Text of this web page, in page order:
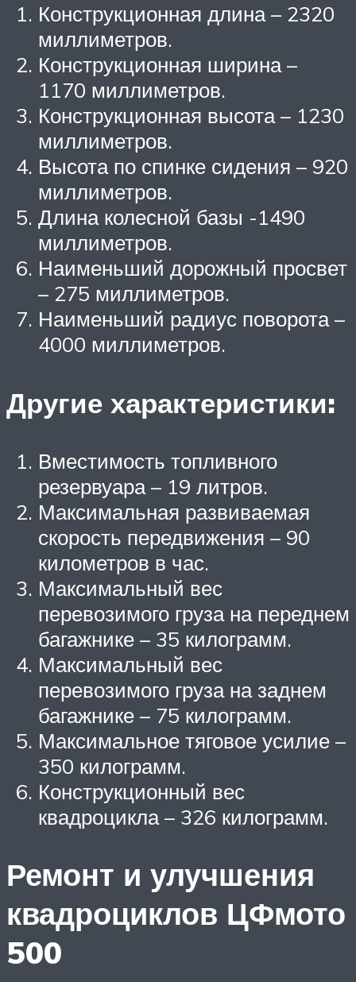
Конструкционная длина – 2320
миллиметров.
Конструкционная ширина –
1170 миллиметров.
Конструкционная высота – 1230
миллиметров.
Высота по спинке сидения – 920
миллиметров.
Длина колесной базы -1490
миллиметров.
Наименьший дорожный просвет
– 275 миллиметров.
Наименьший радиус поворота –
4000 миллиметров.
Другие характеристики:
Вместимость топливного
резервуара – 19 литров.
Максимальная развиваемая
скорость передвижения – 90
километров в час.
Максимальный вес
перевозимого груза на переднем
багажнике – 35 килограмм.
Максимальный вес
перевозимого груза на заднем
багажнике – 75 килограмм.
Максимальное тяговое усилие –
350 килограмм.
Конструкционный вес
квадроцикла – 326 килограмм.
Ремонт и улучшения
квадроциклов ЦФмото
500